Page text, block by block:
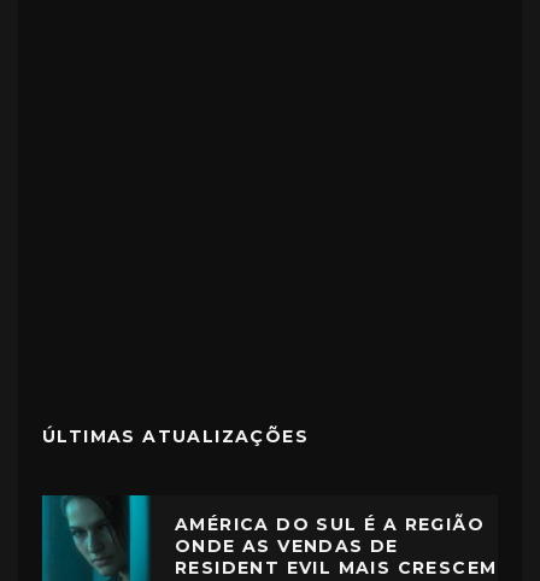
ÚLTIMAS ATUALIZAÇÕES
AMÉRICA DO SUL É A REGIÃO
ONDE AS VENDAS DE
RESIDENT EVIL MAIS CRESCEM